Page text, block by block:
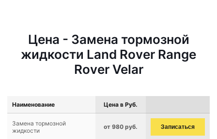
Цена - Замена тормозной
жидкости Land Rover Range
Rover Velar
Наименование Цена в Руб.
Замена тормозной
жидкости
от 980 руб. Записаться